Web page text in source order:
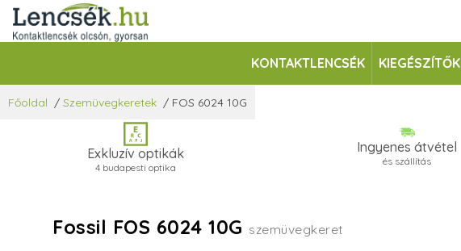
KONTAKTLENCSÉK KIEGÉSZÍTŐK
Főoldal / Szemüvegkeretek / FOS 6024 10G
Exkluzív optikák
4 budapesti optika
Ingyenes átvétel
és szállítás
Fossil FOS 6024 10G szemüvegkeret